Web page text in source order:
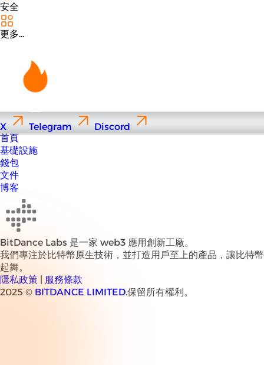
安全
更多...
X Telegram
Discord
首頁
基礎設施
錢包
文件
博客
BitDance Labs 是一家 web3 應用創新工廠。
我們專注於比特幣原生技術，並打造用戶至上的產品，讓比特幣
起舞。
隱私政策
服務條款
2025 © BITDANCE LIMITED.保留所有權利。